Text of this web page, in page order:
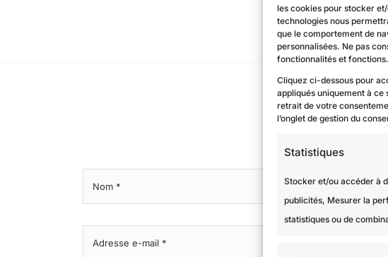
les cookies pour stocker
technologies nous
que le comportement de
personnalisées. Ne pas
fonctionnalités et fonctions.
Cliquez ci-dessous pour
appliqués uniquement à
retrait de votre
l’onglet de gestion du
Statistiques
Stocker et/ou accéder à
publicités, Mesurer la
statistiques ou de